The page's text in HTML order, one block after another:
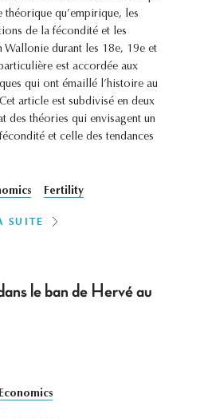
théorique qu’empirique, les
de la fécondité et les
Wallonie durant les 18e, 19e et
est accordée aux
qui ont émaillé l’histoire au
article est subdivisé en deux
des théories qui envisagent un
et celle des tendances
Fertility
SUITE
le ban de Hervé au
Economics